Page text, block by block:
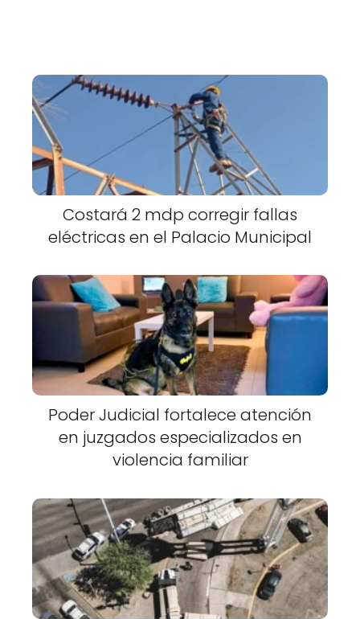
Costará 2 mdp corregir fallas
eléctricas en el Palacio Municipal
Poder Judicial fortalece atención
en juzgados especializados en
violencia familiar